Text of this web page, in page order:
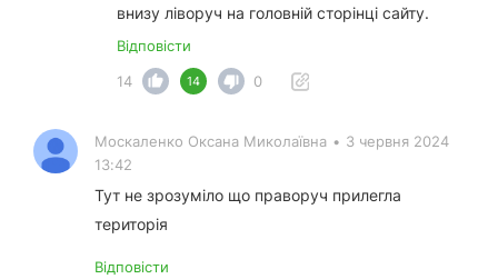
внизу ліворуч на головній сторінці сайту.
Відповісти
14
14 0
Москаленко Оксана Миколаївна • 3 червня 2024
13:42
Тут не зрозуміло що праворуч прилегла
територія
Відповісти